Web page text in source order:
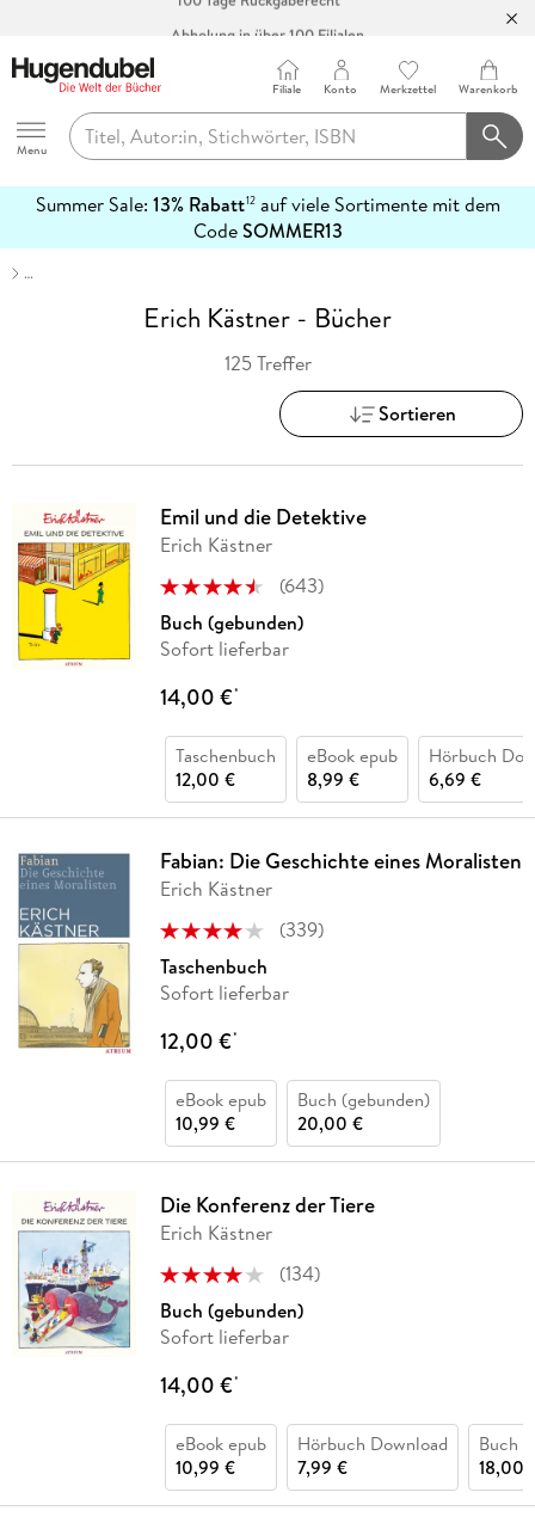
Abholung in über 100 Filialen
Hugendubel
Menu
Filiale Konto Merkzettel Warenkorb
Summer Sale: 13% Rabatt12auf viele Sortimente mit dem
CodeSOMMER13
erfahren
…
Erich Kästner - Bücher
125 Treffer
Sortieren
Emil und die Detektive
Erich Kästner
(643)
Buch (gebunden)
Sofort lieferbar
14,00 €*
Taschenbuch
12,00 €
eBook epub
8,99 €
Hörbuch
6,69 €
Fabian: Die Geschichte eines Moralisten
Erich Kästner
(339)
Taschenbuch
Sofort lieferbar
12,00 €*
eBook epub
10,99 €
Buch (gebunden)
20,00 €
Die Konferenz der Tiere
Erich Kästner
(134)
Buch (gebunden)
Sofort lieferbar
14,00 €*
eBook epub
10,99 €
Hörbuch Download
7,99 €
Buch
18,00